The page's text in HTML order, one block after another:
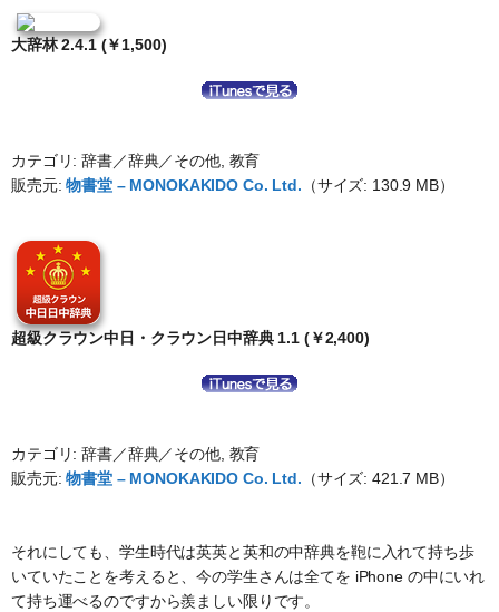
大辞林 2.4.1 (￥1,500)
カテゴリ: 辞書／辞典／その他, 教育
販売元:物書堂 – MONOKAKIDO Co. Ltd. （サイズ: 130.9 MB）
超級クラウン中日・クラウン日中辞典 1.1 (￥2,400)
カテゴリ: 辞書／辞典／その他, 教育
販売元:物書堂 – MONOKAKIDO Co. Ltd. （サイズ: 421.7 MB）
それにしても、学生時代は英英と英和の中辞典を鞄に入れて持ち歩
いていたことを考えると、今の学生さんは全てを iPhone の中にいれ
て持ち運べるのですから羨ましい限りです。